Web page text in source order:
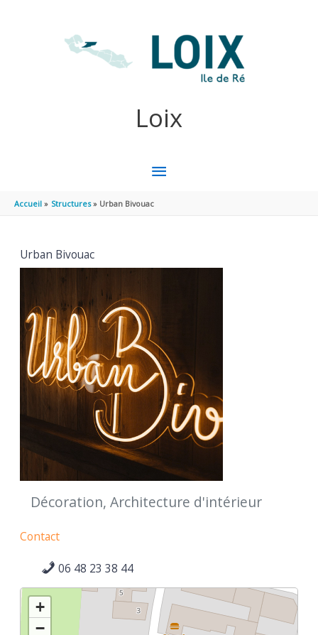
Loix
MENU
PRINCIPAL
Accueil Structures Urban Bivouac
Urban Bivouac
Décoration, Architecture d'intérieur
Contact
06 48 23 38 44
+
−